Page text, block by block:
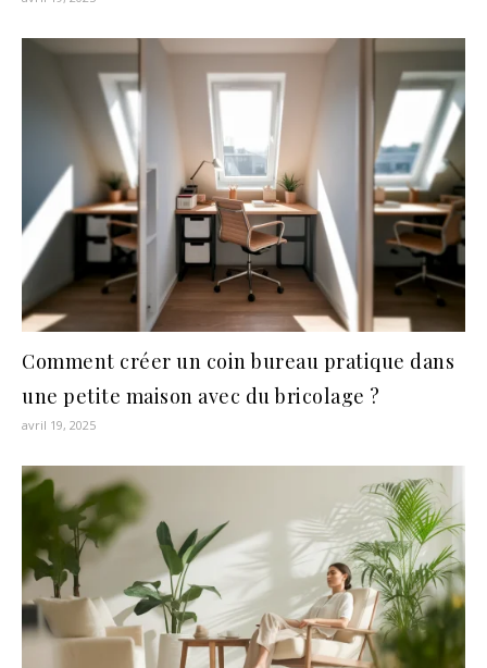
Comment créer un coin bureau pratique dans
une petite maison avec du bricolage ?
avril 19, 2025